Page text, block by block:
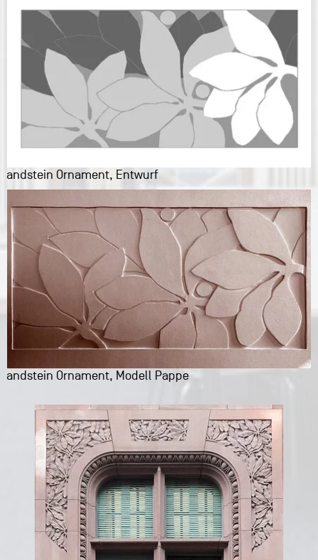
Sandstein Ornament, Entwurf
Sandstein Ornament, Modell Pappe